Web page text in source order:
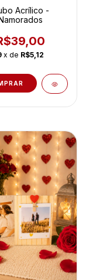
Acrílico -
x de R$5,12